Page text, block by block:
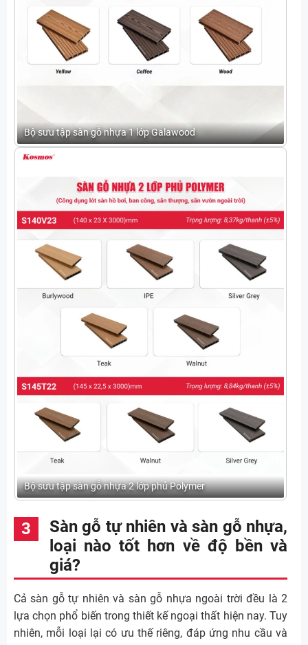
Bộ sưu tập sàn gỗ nhựa 1 lớp Galawood
Bộ sưu tập sàn gỗ nhựa 2 lớp phủ Polymer
Sàn gỗ tự nhiên và sàn gỗ nhựa,
loại nào tốt hơn về độ bền và
giá?
Cả sàn gỗ tự nhiên và sàn gỗ nhựa ngoài trời đều là 2
lựa chọn phổ biến trong thiết kế ngoại thất hiện nay. Tuy
nhiên, mỗi loại lại có ưu thế riêng, đáp ứng nhu cầu và